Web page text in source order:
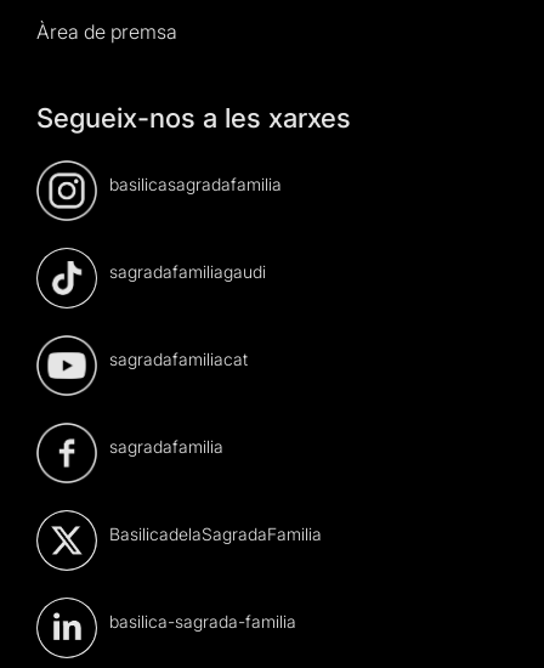
Àrea de premsa
Segueix-nos a les xarxes
basilicasagradafamilia
sagradafamiliagaudi
sagradafamiliacat
sagradafamilia
BasilicadelaSagradaFamilia
basilica-sagrada-familia